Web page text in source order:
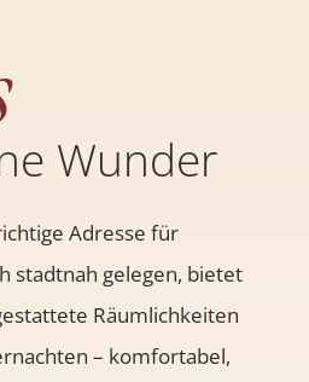
Wunder
Adresse für
stadtnah gelegen, bietet
Räumlichkeiten
– komfortabel,